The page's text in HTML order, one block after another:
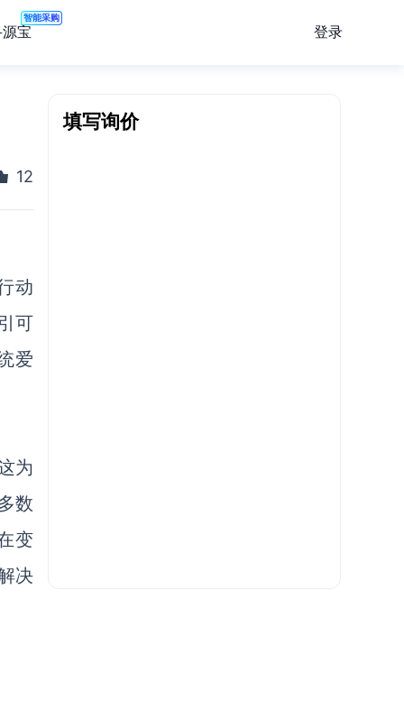
宝
智能采购
登录
12
动
可
爱
为
数
变
决
填写询价